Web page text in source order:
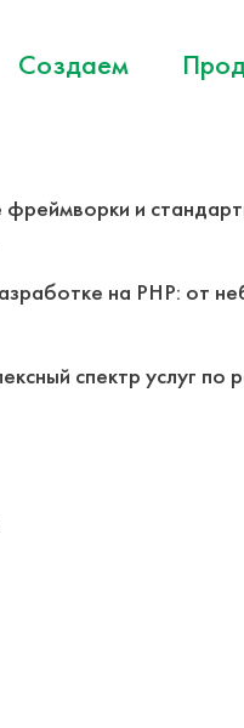
Создаем
и
на PHP: от
спектр услуг по